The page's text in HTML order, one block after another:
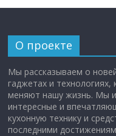
О проекте
Мы рассказываем о
гаджетах и
меняют нашу жизнь. Мы
интересные и
кухонную технику и
последними